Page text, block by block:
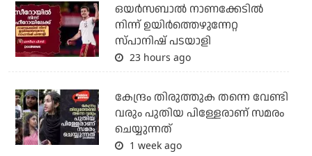
ഒയര്‍സബാൽ നാണക്കേടിൽ
നിന്ന് ഉയിർത്തെഴുന്നേറ്റ
സ്പാനിഷ് പടയാളി
23 hours ago
കേന്ദ്രം തിരുത്തുക തന്നെ വേണ്ടി
വരും പുതിയ പിള്ളേരാണ് സമരം
ചെയ്യുന്നത്
1 week ago